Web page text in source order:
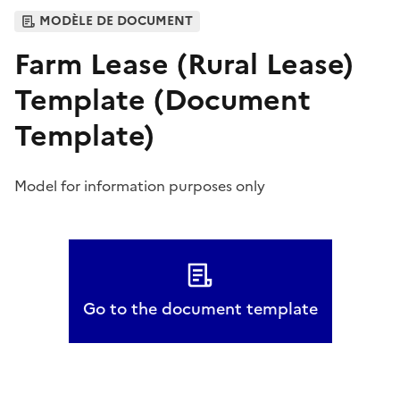
MODÈLE DE DOCUMENT
Farm Lease (Rural Lease)
Template (Document
Template)
Model for information purposes only
Go to the document template